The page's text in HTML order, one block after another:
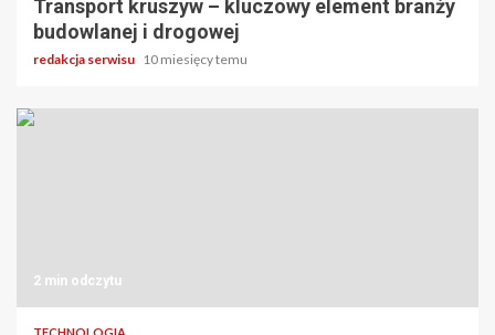
Transport kruszyw – kluczowy element branży
budowlanej i drogowej
redakcja serwisu 10 miesięcy temu
2 min odczytu